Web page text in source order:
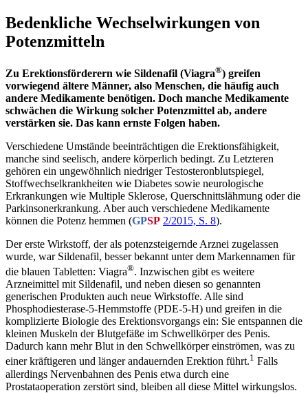
Bedenkliche Wechselwirkungen von
Potenzmitteln
Zu Erektionsförderern wie Sildenafil (Viagra®) greifen
vorwiegend ältere Männer, also Menschen, die häufig auch
andere Medikamente benötigen. Doch manche Medikamente
schwächen die Wirkung solcher Potenzmittel ab, andere
verstärken sie. Das kann ernste Folgen haben.
Verschiedene Umstände beeinträchtigen die Erektionsfähigkeit,
manche sind seelisch, andere körperlich bedingt. Zu Letzteren
gehören ein ungewöhnlich niedriger Testosteronblutspiegel,
Stoffwechselkrankheiten wie Diabetes sowie neurologische
Erkrankungen wie Multiple Sklerose, Querschnittslähmung oder die
Parkinsonerkrankung. Aber auch verschiedene Medikamente
können die Potenz hemmen (GPSP 2/2015, S. 8).
Der erste Wirkstoff, der als potenzsteigernde Arznei zugelassen
wurde, war Sildenafil, besser bekannt unter dem Markennamen für
die blauen Tabletten: Viagra®. Inzwischen gibt es weitere
Arzneimittel mit Sildenafil, und neben diesen so genannten
generischen Produkten auch neue Wirkstoffe. Alle sind
Phosphodiesterase-5-Hemmstoffe (PDE-5-H) und greifen in die
komplizierte Biologie des Erektionsvorgangs ein: Sie entspannen die
kleinen Muskeln der Blutgefäße im Schwellkörper des Penis.
Dadurch kann mehr Blut in den Schwellkörper einströmen, was zu
einer kräftigeren und länger andauernden Erektion führt.1 Falls
allerdings Nervenbahnen des Penis etwa durch eine
Prostataoperation zerstört sind, bleiben all diese Mittel wirkungslos.